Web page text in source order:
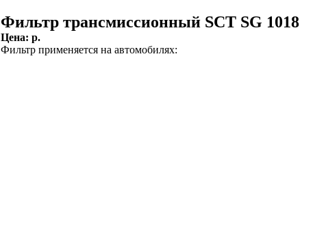
Фильтр трансмиссионный SCT SG 1018
Цена:p.
Фильтр применяется на автомобилях: